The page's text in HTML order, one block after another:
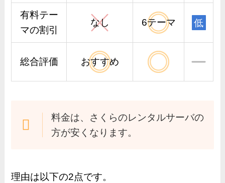
有料テー
マの割引
なし 6テーマ 低
総合評価 おすすめ
料金は、さくらのレンタルサーバの
方が安くなります。
理由は以下の2点です。